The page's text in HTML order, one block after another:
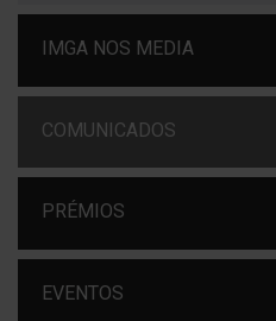
IMGA NOS MEDIA
COMUNICADOS
PRÉMIOS
EVENTOS